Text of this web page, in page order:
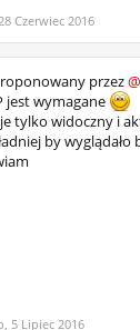
Czerwiec 2016
przez
jest wymagane
tylko widoczny i
by
, 5 Lipiec 2016